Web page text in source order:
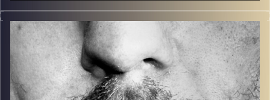
זיפים, מוזיקה מחוספסת של הופעות חיות. הרבה ג'אם, רוק,
בלוז, bluegrass, ג'אז, Fאנק, פרוגרסיב ואפילו אלקטרוניקה.
כל מה שחי, אמיתי ונושם.
עם שמוליק רגב.
קרדיט תמונות: David Goehring